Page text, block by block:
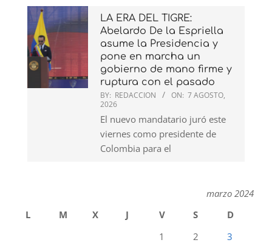
LA ERA DEL TIGRE:
Abelardo De la Espriella
asume la Presidencia y
pone en marcha un
gobierno de mano firme y
ruptura con el pasado
BY: REDACCION ON: 7 AGOSTO,
2026
El nuevo mandatario juró este
viernes como presidente de
Colombia para el
marzo 2024
L
M X J V S
D
1
2
3